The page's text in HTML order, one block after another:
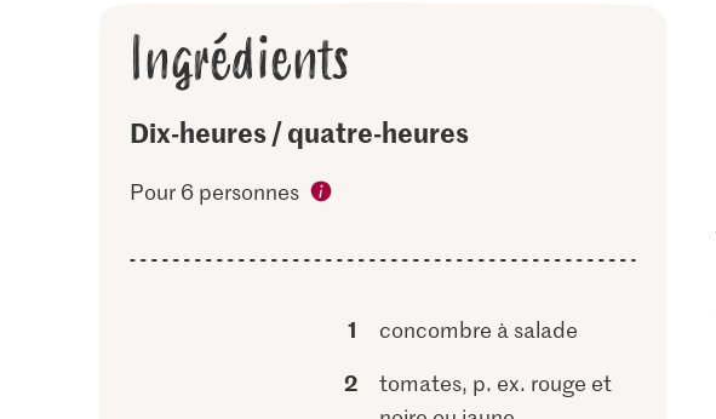
Ingrédients
Dix-heures / quatre-heures
Pour 6 personnes
1 concombre à salade
2
tomates, p. ex. rouge et